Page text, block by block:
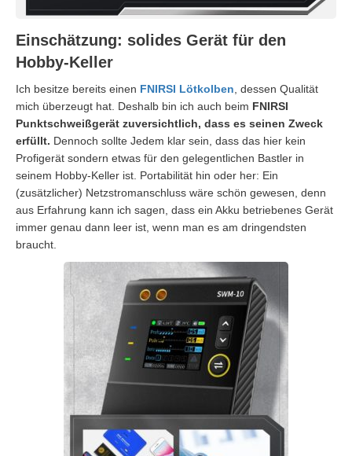
Einschätzung: solides Gerät für den
Hobby-Keller
Ich besitze bereits einen FNIRSI Lötkolben , dessen Qualität
mich überzeugt hat. Deshalb bin ich auch beim FNIRSI
Punktschweißgerät zuversichtlich, dass es seinen Zweck
erfüllt. Dennoch sollte Jedem klar sein, dass das hier kein
Profigerät sondern etwas für den gelegentlichen Bastler in
seinem Hobby-Keller ist. Portabilität hin oder her: Ein
(zusätzlicher) Netzstromanschluss wäre schön gewesen, denn
aus Erfahrung kann ich sagen, dass ein Akku betriebenes Gerät
immer genau dann leer ist, wenn man es am dringendsten
braucht.